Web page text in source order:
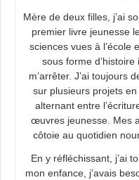
Mère de deux filles, j’ai
premier livre jeunesse
sciences vues à l’école
sous forme d’histoire
m’arrêter. J’ai toujours
sur plusieurs projets
alternant entre
œuvres jeunesse. Mes
côtoie au quotidien
En y réfléchissant, j’ai
mon enfance, j’avais